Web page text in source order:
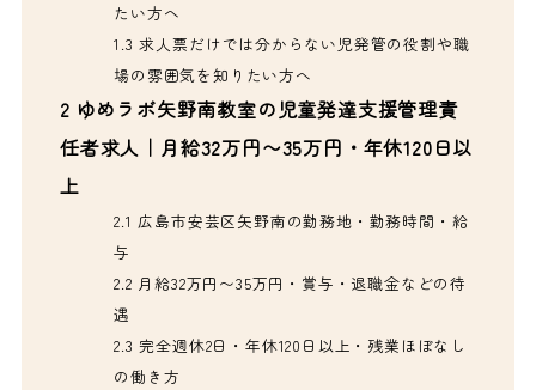
たい方へ
1.3 求人票だけでは分からない児発管の役割や職
場の雰囲気を知りたい方へ
2 ゆめラボ矢野南教室の児童発達支援管理責
任者求人｜月給32万円〜35万円・年休120日以
上
2.1 広島市安芸区矢野南の勤務地・勤務時間・給
与
2.2 月給32万円〜35万円・賞与・退職金などの待
遇
2.3 完全週休2日・年休120日以上・残業ほぼなし
の働き方